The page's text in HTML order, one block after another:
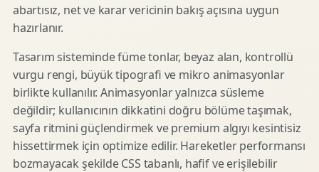
abartısız, net ve karar vericinin bakış açısına uygun
hazırlanır.
Tasarım sisteminde füme tonlar, beyaz alan, kontrollü
vurgu rengi, büyük tipografi ve mikro animasyonlar
birlikte kullanılır. Animasyonlar yalnızca süsleme
değildir; kullanıcının dikkatini doğru bölüme taşımak,
sayfa ritmini güçlendirmek ve premium algıyı kesintisiz
hissettirmek için optimize edilir. Hareketler performansı
bozmayacak şekilde CSS tabanlı, hafif ve erişilebilir